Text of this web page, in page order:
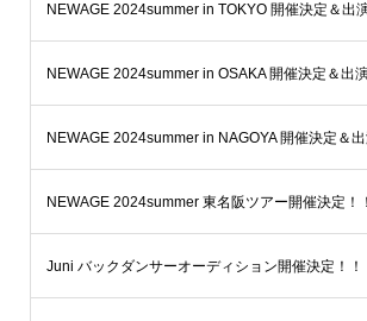
NEWAGE 2024summer in TOKYO 開催決定＆出
NEWAGE 2024summer in OSAKA 開催決定＆出
NEWAGE 2024summer in NAGOYA 開催決定＆出
NEWAGE 2024summer 東名阪ツアー開催決定！！
Juni バックダンサーオーディション開催決定！！